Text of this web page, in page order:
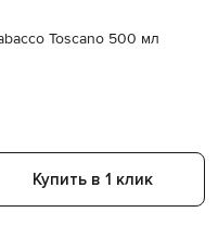
Toscano 500 мл
Купить в 1 клик